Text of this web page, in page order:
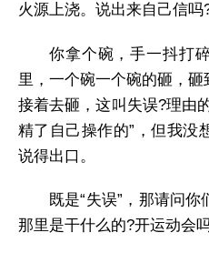
火源上浇。说出来自己信吗
你拿个碗，手一抖打
里，一个碗一个碗的砸，
接着去砸，这叫失误?理由
精了自己操作的”，但我没
说得出口。
既是“失误”，那请问
那里是干什么的?开运动会